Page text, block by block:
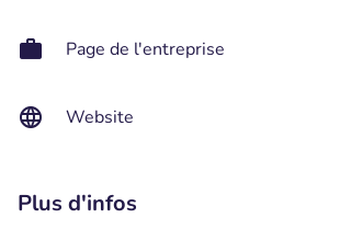
Page de l'entreprise
Website
Plus d'infos